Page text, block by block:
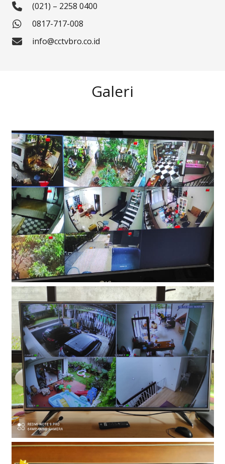
(021) – 2258 0400
0817-717-008
info@cctvbro.co.id
Galeri